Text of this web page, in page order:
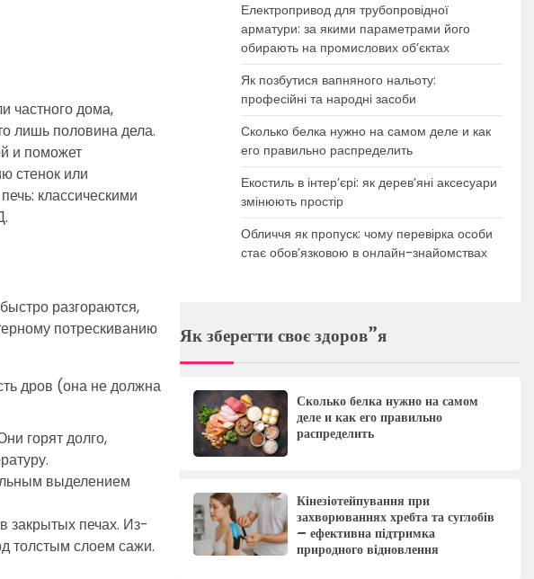
частного дома,
лишь половина дела.
и поможет
стенок или
классическими
разгораются,
потрескиванию
дров (она не должна
горят долго,
выделением
закрытых печах. Из-
толстым слоем сажи.
Електропривод для трубопровідної
арматури: за якими параметрами його
обирають на промислових об’єктах
Як позбутися вапняного нальоту:
професійні та народні засоби
Сколько белка нужно на самом деле и как
его правильно распределить
Екостиль в інтер’єрі: як дерев’яні аксесуари
змінюють простір
Обличчя як пропуск: чому перевірка особи
стає обов’язковою в онлайн-знайомствах
Як зберегти своє здоров”я
Сколько белка нужно на самом
деле и как его правильно
распределить
Кінезіотейпування при
захворюваннях хребта та суглобів
– ефективна підтримка
природного відновлення